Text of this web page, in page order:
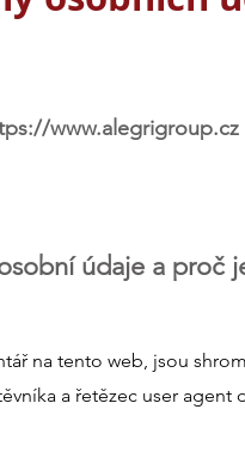
www.alegrigroup.cz
údaje a proč
na tento web, jsou
a řetězec user